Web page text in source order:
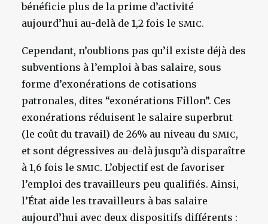
bénéficie plus de la prime d’activité
aujourd’hui au-delà de 1,2 fois le SMIC.
Cependant, n’oublions pas qu’il existe déjà des
subventions à l’emploi à bas salaire, sous
forme d’exonérations de cotisations
patronales, dites “exonérations Fillon”. Ces
exonérations réduisent le salaire superbrut
(le coût du travail) de 26% au niveau du SMIC,
et sont dégressives au-delà jusqu’à disparaître
à 1,6 fois le SMIC. L’objectif est de favoriser
l’emploi des travailleurs peu qualifiés. Ainsi,
l’État aide les travailleurs à bas salaire
aujourd’hui avec deux dispositifs différents :